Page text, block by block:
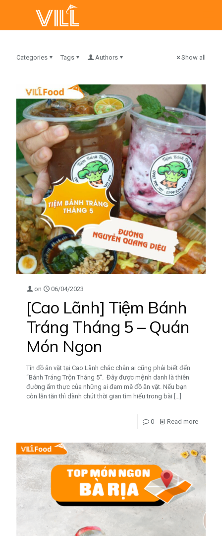
Categories Tags Authors Show all
on 06/04/2023
[Cao Lãnh] Tiệm Bánh
Tráng Tháng 5 – Quán
Món Ngon
Tín đồ ăn vặt tại Cao Lãnh chắc chắn ai cũng phải biết đến
“Bánh Tráng Trộn Tháng 5“. Đây được mệnh danh là thiên
đường ẩm thực của những ai đam mê đồ ăn vặt. Nếu bạn
còn lăn tăn thì dành chút thời gian tìm hiểu trong bài […]
0 Read more